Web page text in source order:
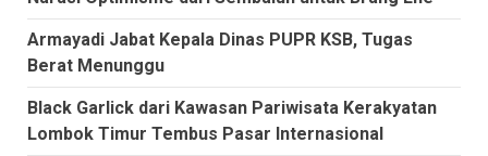
Armayadi Jabat Kepala Dinas PUPR KSB, Tugas
Berat Menunggu
Black Garlick dari Kawasan Pariwisata Kerakyatan
Lombok Timur Tembus Pasar Internasional